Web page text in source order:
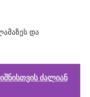
და
ძალიან